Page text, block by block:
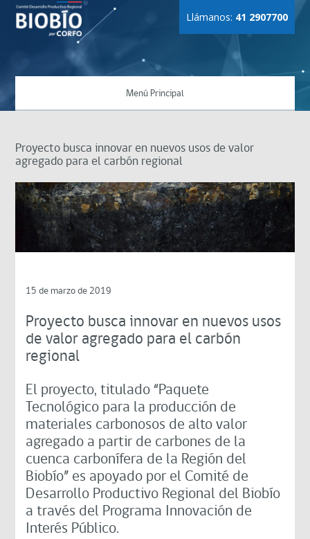
Llámanos: 41 2907700
Menú Principal
Proyecto busca innovar en nuevos usos de valor
agregado para el carbón regional
15 de marzo de 2019
Proyecto busca innovar en nuevos usos
de valor agregado para el carbón
regional
El proyecto, titulado “Paquete
Tecnológico para la producción de
materiales carbonosos de alto valor
agregado a partir de carbones de la
cuenca carbonífera de la Región del
Biobío” es apoyado por el Comité de
Desarrollo Productivo Regional del Biobío
a través del Programa Innovación de
Interés Público.